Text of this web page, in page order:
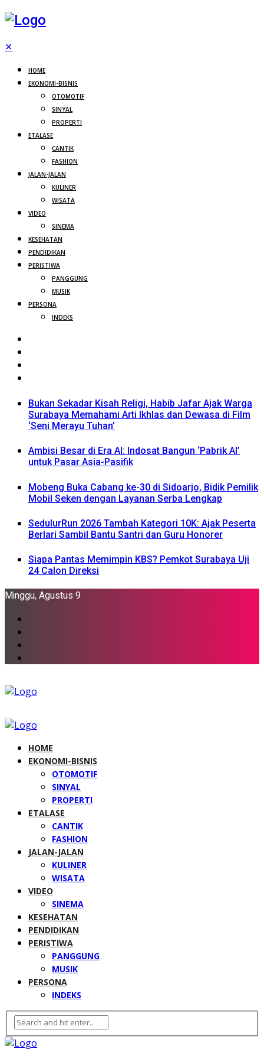
✕
HOME
EKONOMI-BISNIS
OTOMOTIF
SINYAL
PROPERTI
ETALASE
CANTIK
FASHION
JALAN-JALAN
KULINER
WISATA
VIDEO
SINEMA
KESEHATAN
PENDIDIKAN
PERISTIWA
PANGGUNG
MUSIK
PERSONA
INDEKS
Bukan Sekadar Kisah Religi, Habib Jafar Ajak Warga
Surabaya Memahami Arti Ikhlas dan Dewasa di Film
‘Seni Merayu Tuhan’
Ambisi Besar di Era AI: Indosat Bangun ‘Pabrik AI’
untuk Pasar Asia-Pasifik
Mobeng Buka Cabang ke-30 di Sidoarjo, Bidik Pemilik
Mobil Seken dengan Layanan Serba Lengkap
SedulurRun 2026 Tambah Kategori 10K: Ajak Peserta
Berlari Sambil Bantu Santri dan Guru Honorer
Siapa Pantas Memimpin KBS? Pemkot Surabaya Uji
24 Calon Direksi
Minggu, Agustus 9
HOME
EKONOMI-BISNIS
OTOMOTIF
SINYAL
PROPERTI
ETALASE
CANTIK
FASHION
JALAN-JALAN
KULINER
WISATA
VIDEO
SINEMA
KESEHATAN
PENDIDIKAN
PERISTIWA
PANGGUNG
MUSIK
PERSONA
INDEKS